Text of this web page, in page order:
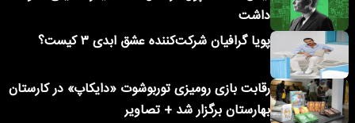
داشت
پویا گرافیان شرکت‌کننده عشق ابدی ۳ کیست؟
رقابت بازی رومیزی توربوشوت «دایکاپ» در کارستان
بهارستان برگزار شد + تصاویر